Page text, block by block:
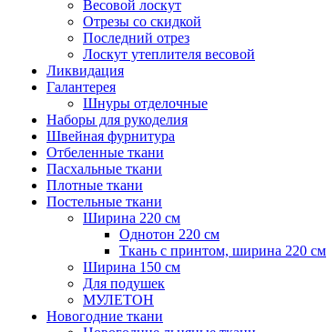
Весовой лоскут
Отрезы со скидкой
Последний отрез
Лоскут утеплителя весовой
Ликвидация
Галантерея
Шнуры отделочные
Наборы для рукоделия
Швейная фурнитура
Отбеленные ткани
Пасхальные ткани
Плотные ткани
Постельные ткани
Ширина 220 см
Однотон 220 см
Ткань с принтом, ширина 220 см
Ширина 150 см
Для подушек
МУЛЕТОН
Новогодние ткани